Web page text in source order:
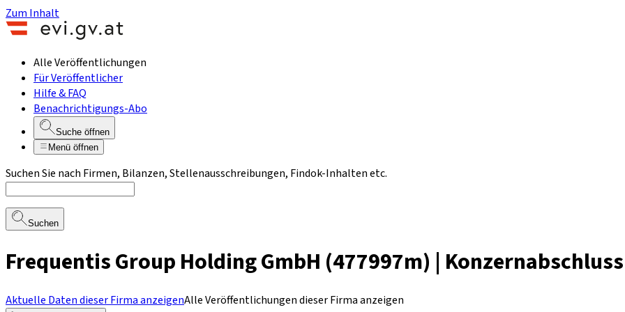
Zum Inhalt
Alle Veröffentlichungen
Für Veröffentlicher
Hilfe & FAQ
Benachrichtigungs-Abo
Suche öffnen
Menü öffnen
Suchen Sie nach Firmen, Bilanzen, Stellenausschreibungen, Findok-Inhalten etc.
Suchen
Frequentis Group Holding GmbH (477997m) |
Aktuelle Daten dieser Firma anzeigenAlle Veröffentlichungen dieser Firma anzeigen